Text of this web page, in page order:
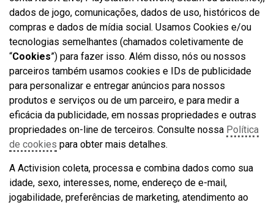
dados de jogo, comunicações, dados de uso, históricos de
compras e dados de mídia social. Usamos Cookies e/ou
tecnologias semelhantes (chamados coletivamente de
“Cookies”) para fazer isso. Além disso, nós ou nossos
parceiros também usamos cookies e IDs de publicidade
para personalizar e entregar anúncios para nossos
produtos e serviços ou de um parceiro, e para medir a
eficácia da publicidade, em nossas propriedades e outras
propriedades on-line de terceiros. Consulte nossa Política
de cookies para obter mais detalhes.
A Activision coleta, processa e combina dados como sua
idade, sexo, interesses, nome, endereço de e-mail,
jogabilidade, preferências de marketing, atendimento ao